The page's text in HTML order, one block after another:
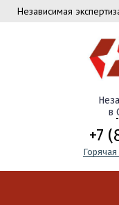
Независимая
в
+7